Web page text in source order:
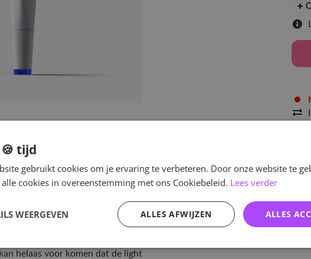
voorraad, maar komt met de
1-4 weken. De levertijd hangt
de nieuwe voorraad wordt
helaas voor komen dat de light
Specificaties
Artikelnummer
tijd
gebruikt cookies om je ervaring te verbeteren. Door onze website te
cookies in overeenstemming met ons Cookiebeleid. Lees verder
ALLES
ALLES AFWIJZEN
WEERGEVEN